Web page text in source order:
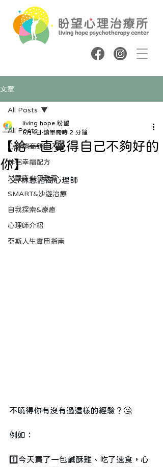
文章
All Posts
心理諮商新手入門
伴侶幸福配方
兒童青少年教養
SMART&沙遊治療
自我探索&療癒
心理師介紹
亞斯人生實用指南
All Posts
【給一直覺得自己不夠好的
你】
living hope 盼望
6月4日 讀畢需時 2 分鐘
文/林慧諮商心理師
不曉得你有沒有過這樣的經驗？🤔
例如：
1️⃣今天買了一包鹹酥雞、吃了速食，心